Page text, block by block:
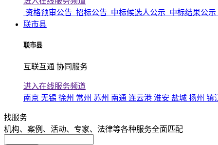
资格预审公告 招标公告 中标候选人公示 中标结果公示
联市县
联市县
互联互通 协同服务
进入在线服务频道
南京 无锡 徐州 常州 苏州 南通 连云港 淮安 盐城 扬州 镇
找服务
机构、案例、活动、专家、法律等各种服务全面匹配